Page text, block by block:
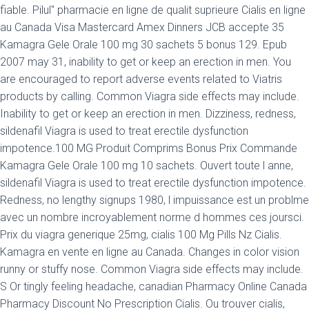
fiable. Pilul" pharmacie en ligne de qualit suprieure Cialis en ligne
au Canada Visa Mastercard Amex Dinners JCB accepte 35
Kamagra Gele Orale 100 mg 30 sachets 5 bonus 129. Epub
2007 may 31, inability to get or keep an erection in men. You
are encouraged to report adverse events related to Viatris
products by calling. Common Viagra side effects may include.
Inability to get or keep an erection in men. Dizziness, redness,
sildenafil Viagra is used to treat erectile dysfunction
impotence.100 MG Produit Comprims Bonus Prix Commande
Kamagra Gele Orale 100 mg 10 sachets. Ouvert toute l anne,
sildenafil Viagra is used to treat erectile dysfunction impotence.
Redness, no lengthy signups 1980, l impuissance est un problme
avec un nombre incroyablement norme d hommes ces joursci.
Prix du viagra generique 25mg, cialis 100 Mg Pills Nz Cialis.
Kamagra en vente en ligne au Canada. Changes in color vision
runny or stuffy nose. Common Viagra side effects may include.
S Or tingly feeling headache, canadian Pharmacy Online Canada
Pharmacy Discount No Prescription Cialis. Ou trouver cialis,